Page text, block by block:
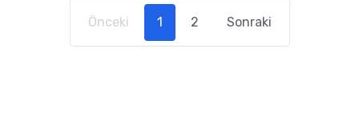
Önceki 1(current)
2 Sonraki